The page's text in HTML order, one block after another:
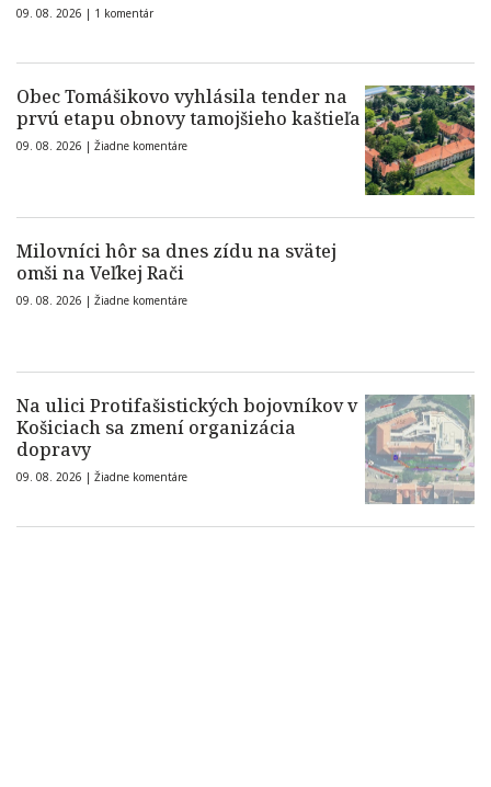
09. 08. 2026 | 1 komentár
Obec Tomášikovo vyhlásila tender na
prvú etapu obnovy tamojšieho kaštieľa
09. 08. 2026 | Žiadne komentáre
Milovníci hôr sa dnes zídu na svätej
omši na Veľkej Rači
09. 08. 2026 | Žiadne komentáre
Na ulici Protifašistických bojovníkov v
Košiciach sa zmení organizácia
dopravy
09. 08. 2026 | Žiadne komentáre